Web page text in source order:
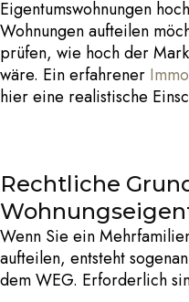
Eigentumswohnungen
Wohnungen aufteilen
prüfen, wie hoch der
wäre. Ein erfahrener
hier eine realistische
Rechtliche
Wenn Sie ein
aufteilen, entsteht
dem WEG. Erforderlich